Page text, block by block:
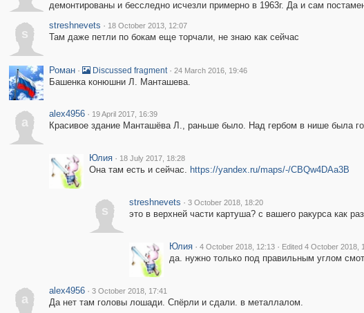
демонтированы и бесследно исчезли примерно в 1963г. Да и сам
s
streshnevets · 18 October 2013, 12:07
Там даже петли по бокам еще торчали, не знаю как сейчас
Роман · Discussed fragment · 24 March 2016, 19:46
Башенка конюшни Л. Манташева.
a
alex4956 · 19 April 2017, 16:39
Красивое здание Манташёва Л., раньше было. Над гербом в нише была
Юлия · 18 July 2017, 18:28
Она там есть и сейчас. https://yandex.ru/maps/-/CBQw4DAa3B
s
streshnevets · 3 October 2018, 18:20
это в верхней части картуша? с вашего ракурса как
Юлия · 4 October 2018, 12:13 · Edited 4 October 2018,
да. нужно только под правильным углом
a
alex4956 · 3 October 2018, 17:41
Да нет там головы лошади. Спёрли и сдали. в металлалом.